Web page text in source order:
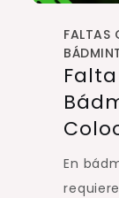
FALTAS
En